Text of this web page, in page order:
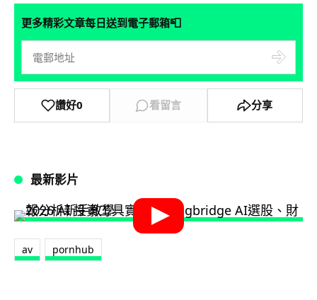
更多精彩文章每日送到電子郵箱📮
讚好0 看留言 分享
最新影片
av pornhub